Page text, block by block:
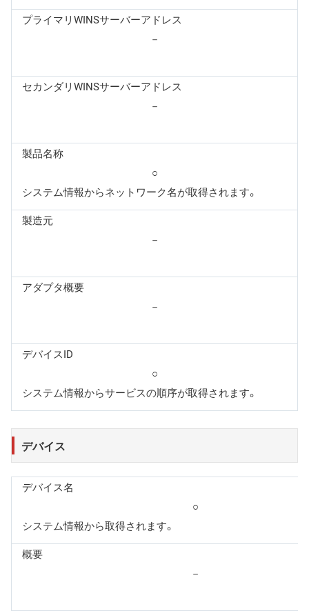
プライマリWINSサーバーアドレス
－
セカンダリWINSサーバーアドレス
－
製品名称
○
システム情報からネットワーク名が取得されます。
製造元
－
アダプタ概要
－
デバイスID
○
システム情報からサービスの順序が取得されます。
デバイス
デバイス名
○
システム情報から取得されます。
概要
－